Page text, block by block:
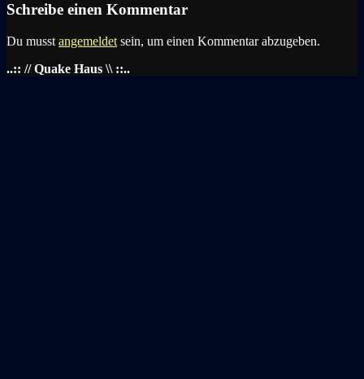
Schreibe einen Kommentar
Du musst angemeldet sein, um einen Kommentar abzugeben.
..:: // Quake Haus \\ ::..